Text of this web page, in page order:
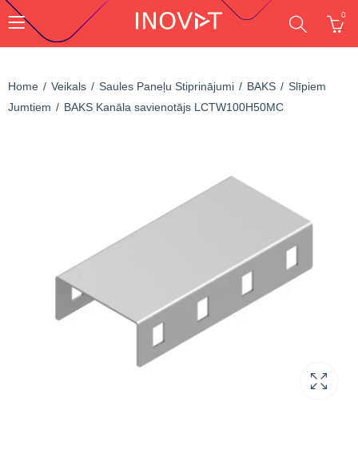
0
Home Veikals Saules Paneļu Stiprinājumi BAKS
Slīpiem
Jumtiem
BAKS Kanāla savienotājs LCTW100H50MC